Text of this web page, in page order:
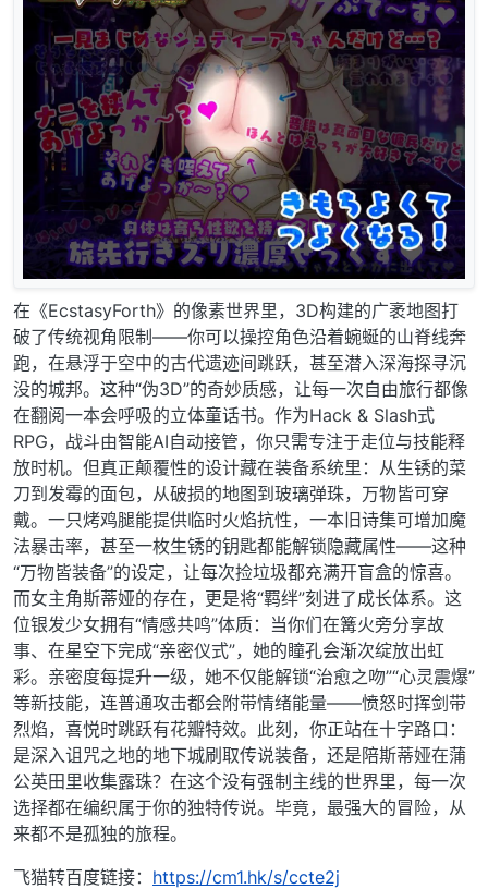
在《EcstasyForth》的像素世界里，3D构建的广袤地图打
破了传统视角限制——你可以操控角色沿着蜿蜒的山脊线奔
跑，在悬浮于空中的古代遗迹间跳跃，甚至潜入深海探寻沉
没的城邦。这种“伪3D”的奇妙质感，让每一次自由旅行都像
在翻阅一本会呼吸的立体童话书。作为Hack & Slash式
RPG，战斗由智能AI自动接管，你只需专注于走位与技能释
放时机。但真正颠覆性的设计藏在装备系统里：从生锈的菜
刀到发霉的面包，从破损的地图到玻璃弹珠，万物皆可穿
戴。一只烤鸡腿能提供临时火焰抗性，一本旧诗集可增加魔
法暴击率，甚至一枚生锈的钥匙都能解锁隐藏属性——这种
“万物皆装备”的设定，让每次捡垃圾都充满开盲盒的惊喜。
而女主角斯蒂娅的存在，更是将“羁绊”刻进了成长体系。这
位银发少女拥有“情感共鸣”体质：当你们在篝火旁分享故
事、在星空下完成“亲密仪式”，她的瞳孔会渐次绽放出虹
彩。亲密度每提升一级，她不仅能解锁“治愈之吻”“心灵震爆”
等新技能，连普通攻击都会附带情绪能量——愤怒时挥剑带
烈焰，喜悦时跳跃有花瓣特效。此刻，你正站在十字路口：
是深入诅咒之地的地下城刷取传说装备，还是陪斯蒂娅在蒲
公英田里收集露珠？在这个没有强制主线的世界里，每一次
选择都在编织属于你的独特传说。毕竟，最强大的冒险，从
来都不是孤独的旅程。
飞猫转百度链接： https://cm1.hk/s/ccte2j